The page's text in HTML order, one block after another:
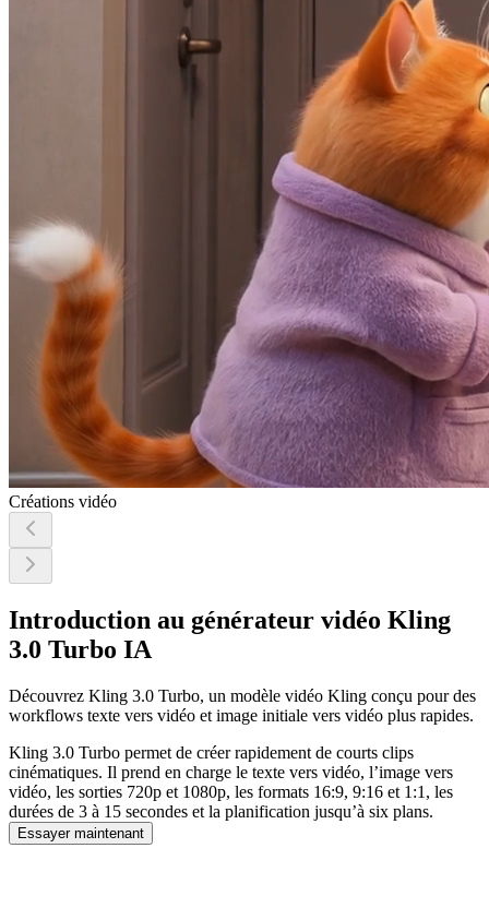
Créations vidéo
Introduction au générateur vidéo Kling
3.0 Turbo IA
Découvrez Kling 3.0 Turbo, un modèle vidéo Kling conçu pour des
workflows texte vers vidéo et image initiale vers vidéo plus rapides.
Kling 3.0 Turbo permet de créer rapidement de courts clips
cinématiques. Il prend en charge le texte vers vidéo, l’image vers
vidéo, les sorties 720p et 1080p, les formats 16:9, 9:16 et 1:1, les
durées de 3 à 15 secondes et la planification jusqu’à six plans.
Essayer maintenant